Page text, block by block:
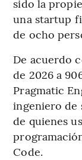
sido la
una startup
de ocho
De acuerdo
de 2026 a
Pragmatic
ingeniero de
de quienes
Code.